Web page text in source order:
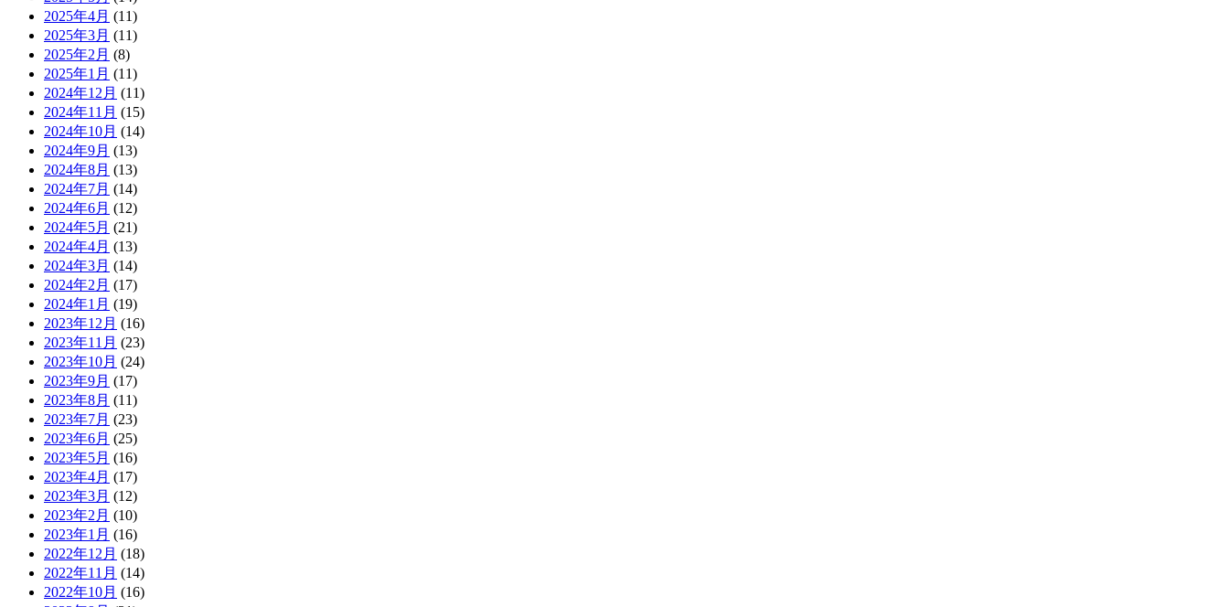
2025年4月 (11)
2025年3月 (11)
2025年2月 (8)
2025年1月 (11)
2024年12月 (11)
2024年11月 (15)
2024年10月 (14)
2024年9月 (13)
2024年8月 (13)
2024年7月 (14)
2024年6月 (12)
2024年5月 (21)
2024年4月 (13)
2024年3月 (14)
2024年2月 (17)
2024年1月 (19)
2023年12月 (16)
2023年11月 (23)
2023年10月 (24)
2023年9月 (17)
2023年8月 (11)
2023年7月 (23)
2023年6月 (25)
2023年5月 (16)
2023年4月 (17)
2023年3月 (12)
2023年2月 (10)
2023年1月 (16)
2022年12月 (18)
2022年11月 (14)
2022年10月 (16)